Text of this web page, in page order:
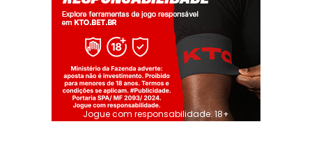
Jogue com responsabilidade. 18+